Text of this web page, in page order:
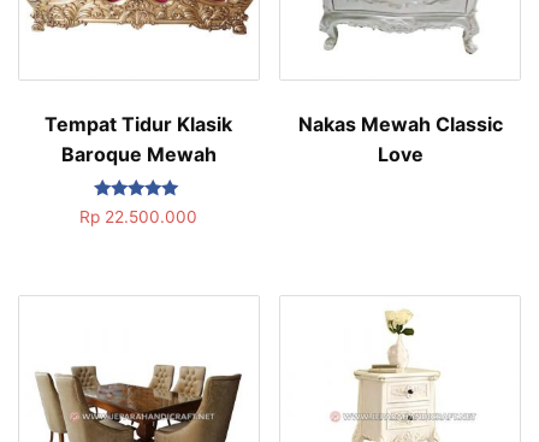
Tempat Tidur Klasik
Baroque Mewah
Dinilai
5.00
Rp 22.500.000
Nakas Mewah Classic
Love